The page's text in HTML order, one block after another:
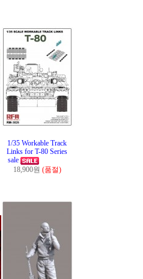
1/35 Workable Track
Links for T-80 Series
sale
18,900원 (품절)